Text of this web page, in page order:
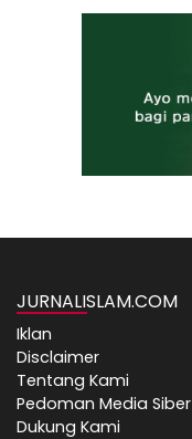
JURNALISLAM.COM
Iklan
Disclaimer
Tentang Kami
Pedoman Media Siber
Dukung Kami